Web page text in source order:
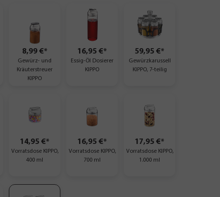
8,99 €*
Gewürz- und
Kräuterstreuer
KIPPO
16,95 €*
Essig-Öl Dosierer
KIPPO
59,95 €*
Gewürzkarussell
KIPPO, 7-teilig
14,95 €*
Vorratsdose KIPPO,
400 ml
16,95 €*
Vorratsdose KIPPO,
700 ml
17,95 €*
Vorratsdose KIPPO,
1.000 ml